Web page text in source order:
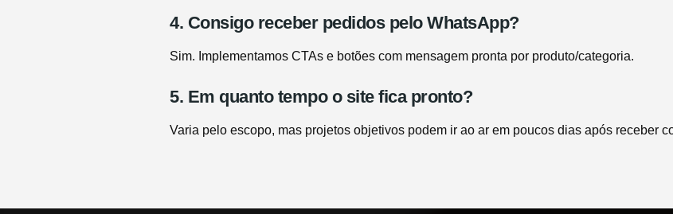
4. Consigo receber pedidos pelo WhatsApp?
Sim. Implementamos CTAs e botões com mensagem pronta por produto/categoria.
5. Em quanto tempo o site fica pronto?
Varia pelo escopo, mas projetos objetivos podem ir ao ar em poucos dias após receber